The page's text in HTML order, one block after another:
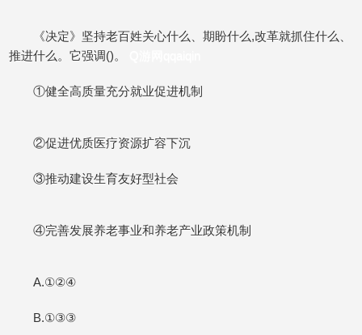
《决定》坚持老百姓关心什么、期盼什么,改革就抓住什么、
推进什么。它强调()。
①健全高质量充分就业促进机制
②促进优质医疗资源扩容下沉
③推动建设生育友好型社会
④完善发展养老事业和养老产业政策机制
A.①②④
B.①③③